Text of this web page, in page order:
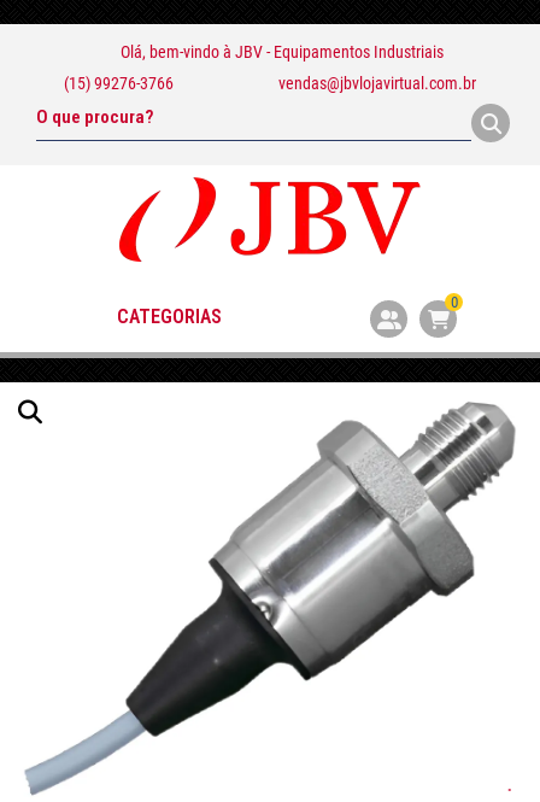
Olá, bem-vindo à JBV - Equipamentos Industriais
(15) 99276-3766
vendas@jbvlojavirtual.com.br
CATEGORIAS
0